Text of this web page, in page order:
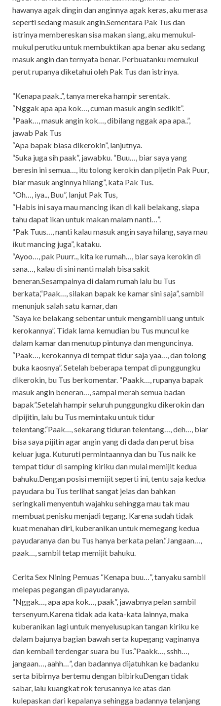
hawanya agak dingin dan anginnya agak keras, aku merasa
seperti sedang masuk angin.Sementara Pak Tus dan
istrinya membereskan sisa makan siang, aku memukul-
mukul perutku untuk membuktikan apa benar aku sedang
masuk angin dan ternyata benar. Perbuatanku memukul
perut rupanya diketahui oleh Pak Tus dan istrinya.
“Kenapa paak..”, tanya mereka hampir serentak.
“Nggak apa apa kok…, cuman masuk angin sedikit”.
“Paak…, masuk angin kok…, dibilang nggak apa apa..”,
jawab Pak Tus
“Apa bapak biasa dikerokin”, lanjutnya.
“Suka juga sih paak”, jawabku. “Buu…, biar saya yang
beresin ini semua…, itu tolong kerokin dan pijetin Pak Puur,
biar masuk anginnya hilang”, kata Pak Tus.
“Oh…, iya.., Buu”, lanjut Pak Tus,
“Habis ini saya mau mancing ikan di kali belakang, siapa
tahu dapat ikan untuk makan malam nanti…”.
“Pak Tuus…, nanti kalau masuk angin saya hilang, saya mau
ikut mancing juga”, kataku.
“Ayoo…, pak Puurr.., kita ke rumah…, biar saya kerokin di
sana…, kalau di sini nanti malah bisa sakit
beneran.Sesampainya di dalam rumah lalu bu Tus
berkata,“Paak…, silakan bapak ke kamar sini saja”, sambil
menunjuk salah satu kamar, dan
“Saya ke belakang sebentar untuk mengambil uang untuk
kerokannya”. Tidak lama kemudian bu Tus muncul ke
dalam kamar dan menutup pintunya dan menguncinya.
“Paak…, kerokannya di tempat tidur saja yaa…, dan tolong
buka kaosnya”. Setelah beberapa tempat di punggungku
dikerokin, bu Tus berkomentar. “Paakk…, rupanya bapak
masuk angin beneran…, sampai merah semua badan
bapak”.Setelah hampir seluruh punggungku dikerokin dan
dipijitin, lalu bu Tus memintaku untuk tidur
telentang.“Paak…, sekarang tiduran telentang…, deh…, biar
bisa saya pijitin agar angin yang di dada dan perut bisa
keluar juga. Kuturuti permintaannya dan bu Tus naik ke
tempat tidur di samping kiriku dan mulai memijit kedua
bahuku.Dengan posisi memijit seperti ini, tentu saja kedua
payudara bu Tus terlihat sangat jelas dan bahkan
seringkali menyentuh wajahku sehingga mau tak mau
membuat penisku menjadi tegang. Karena sudah tidak
kuat menahan diri, kuberanikan untuk memegang kedua
payudaranya dan bu Tus hanya berkata pelan.“Jangaan…,
paak…, sambil tetap memijit bahuku.
Cerita Sex Nining Pemuas “Kenapa buu…”, tanyaku sambil
melepas pegangan di payudaranya.
“Nggak…, apa apa kok…, paak”, jawabnya pelan sambil
tersenyum.Karena tidak ada kata-kata lainnya, maka
kuberanikan lagi untuk menyelusupkan tangan kiriku ke
dalam bajunya bagian bawah serta kupegang vaginanya
dan kembali terdengar suara bu Tus.“Paakk…, sshh…,
jangaan…, aahh…”, dan badannya dijatuhkan ke badanku
serta bibirnya bertemu dengan bibirkuDengan tidak
sabar, lalu kuangkat rok terusannya ke atas dan
kulepaskan dari kepalanya sehingga badannya telanjang